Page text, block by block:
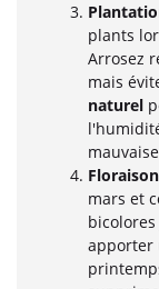
plants
Arrosez
mais
naturel
Floraison
mars et
apporter